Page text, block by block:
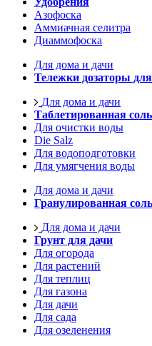
Азофоска
Аммиачная селитра
Диаммофоска
Для дома и дачи
Тележки дозаторы
Для дома и дачи
Таблетированная соль
Для очистки воды
Die Salz
Для водоподготовки
Для умягчения воды
Для дома и дачи
Гранулированная соль
Для дома и дачи
Грунт для дачи
Для огорода
Для растений
Для теплиц
Для газона
Для дачи
Для сада
Для озеленения